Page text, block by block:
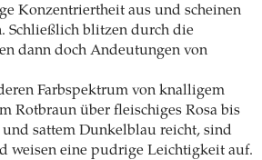
Konzentriertheit aus und scheinen
Schließlich blitzen durch die
dann doch Andeutungen von
Farbspektrum von knalligem
Rotbraun über fleischiges Rosa bis
sattem Dunkelblau reicht, sind
weisen eine pudrige Leichtigkeit auf.